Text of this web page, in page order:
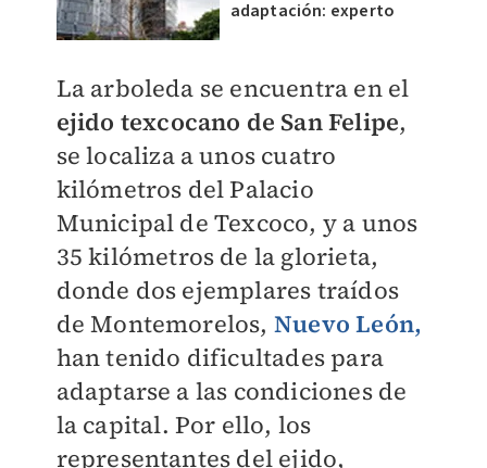
adaptación: experto
La arboleda se encuentra en el
ejido texcocano de San Felipe,
se localiza a unos cuatro
kilómetros del Palacio
Municipal de Texcoco, y a unos
35 kilómetros de la glorieta,
donde dos ejemplares traídos
de Montemorelos, Nuevo León,
han tenido dificultades para
adaptarse a las condiciones de
la capital. Por ello, los
representantes del ejido,